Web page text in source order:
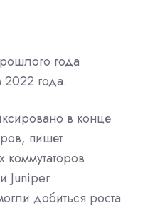
года
года.
в конце
пишет
Juniper
добиться роста